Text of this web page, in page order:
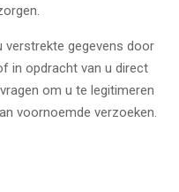
gegevens door
in opdracht van u direct
om u te legitimeren
voornoemde verzoeken.